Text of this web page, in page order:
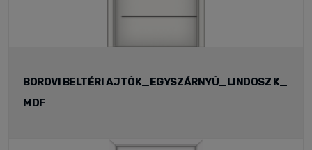
BOROVI BELTÉRI AJTÓK_EGYSZÁRNYÚ_LINDOSZ K_
MDF